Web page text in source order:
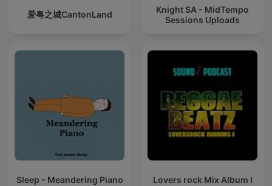
爱粤之城CantonLand
Knight SA - MidTempo
Sessions Uploads
Sleep - Meandering Piano Lovers rock Mix Album I